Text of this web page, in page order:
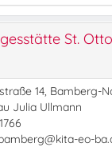
St. Otto
14, Bamberg-
Julia Ullmann
eo-